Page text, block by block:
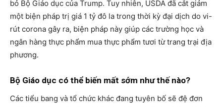
bỏ Bộ Giáo dục của Trump. Tuy nhiên, USDA đã cắt giảm
một biện pháp trị giá 1 tỷ đô la trong thời kỳ đại dịch do vi-
rút corona gây ra, biện pháp này giúp các trường học và
ngân hàng thực phẩm mua thực phẩm tươi từ trang trại địa
phương.
Bộ Giáo dục có thể biến mất sớm như thế nào?
Các tiểu bang và tổ chức khác đang tuyên bố sẽ đệ đơn